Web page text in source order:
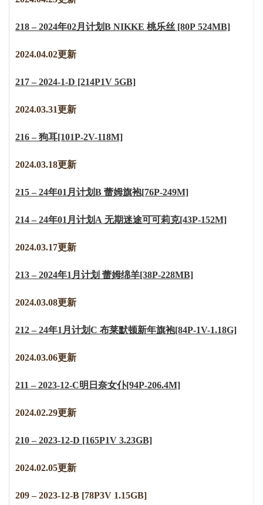
218 – 2024年02月计划B NIKKE 桃乐丝 [80P 524MB]
2024.04.02更新
217 – 2024-1-D [214P1V 5GB]
2024.03.31更新
216 – 狗耳[101P-2V-118M]
2024.03.18更新
215 – 24年01月计划B 蕾姆旗袍[76P-249M]
214 – 24年01月计划A 无期迷途可可莉克[43P-152M]
2024.03.17更新
213 – 2024年1月计划 蕾姆绵羊[38P-228MB]
2024.03.08更新
212 – 24年1月计划C 布莱默顿新年旗袍[84P-1V-1.18G]
2024.03.06更新
211 – 2023-12-C明日奈女仆[94P-206.4M]
2024.02.29更新
210 – 2023-12-D [165P1V 3.23GB]
2024.02.05更新
209 – 2023-12-B [78P3V 1.15GB]